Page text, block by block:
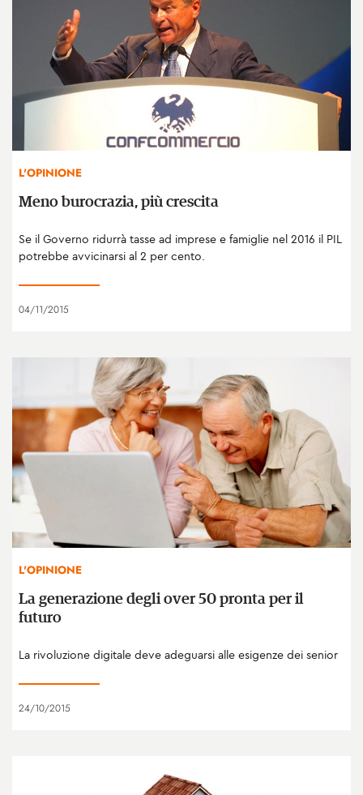
L'OPINIONE
Meno burocrazia, più crescita
Se il Governo ridurrà tasse ad imprese e famiglie nel 2016 il PIL
potrebbe avvicinarsi al 2 per cento.
04/11/2015
L'OPINIONE
La generazione degli over 50 pronta per il
futuro
La rivoluzione digitale deve adeguarsi alle esigenze dei senior
24/10/2015